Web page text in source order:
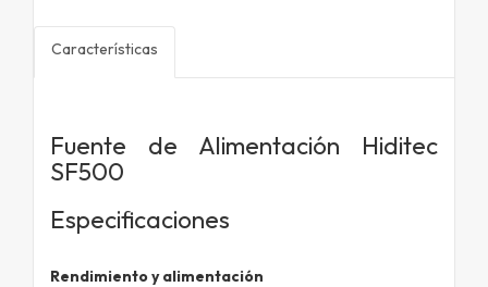
Características
Fuente de Alimentación Hiditec
SF500
Especificaciones
Rendimiento y alimentación